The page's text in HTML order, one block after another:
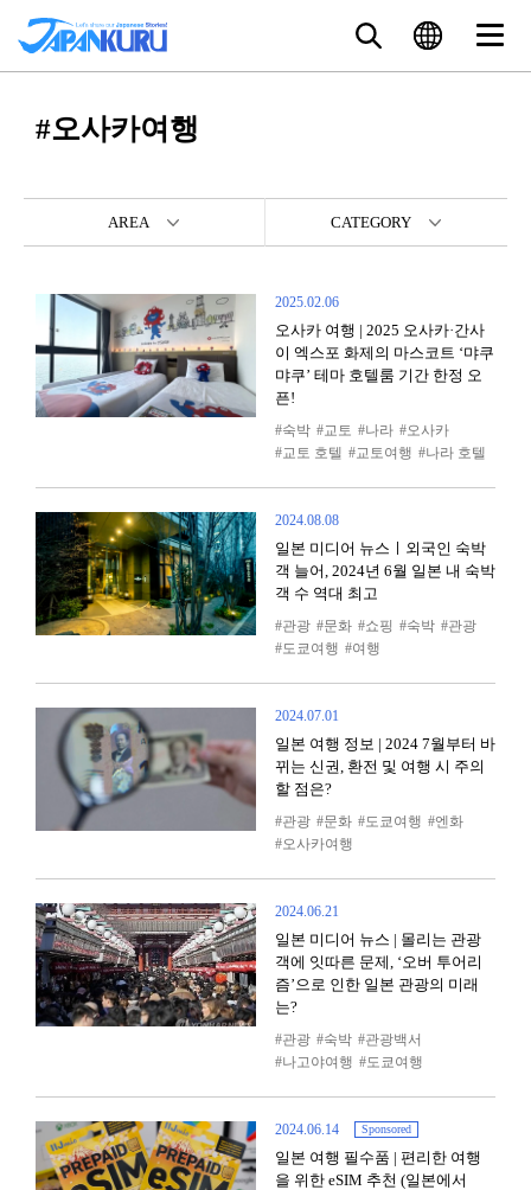
#오사카여행
AREA CATEGORY
2025.02.06
오사카 여행 | 2025 오사카·간사
이 엑스포 화제의 마스코트 ‘먀쿠
먀쿠’ 테마 호텔룸 기간 한정 오
픈!
숙박 교토 나라
오사카
교토 호텔
교토여행 나라 호텔
2024.08.08
일본 미디어 뉴스ㅣ외국인 숙박
객 늘어, 2024년 6월 일본 내 숙박
객 수 역대 최고
관광 문화 쇼핑 숙박
관광
도쿄여행
여행
2024.07.01
일본 여행 정보 | 2024 7월부터 바
뀌는 신권, 환전 및 여행 시 주의
할 점은?
관광 문화 도쿄여행
엔화
오사카여행
2024.06.21
​​일본 미디어 뉴스 | 몰리는 관광
객에 잇따른 문제, ‘오버 투어리
즘’으로 인한 일본 관광의 미래
는?
관광 숙박
관광백서
나고야여행
도쿄여행
2024.06.14 Sponsored
일본 여행 필수품 | 편리한 여행
을 위한 eSIM 추천 (일본에서